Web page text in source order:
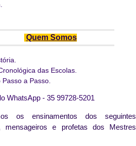
Quem Somos
das Escolas.
Passo a Passo
WhatsApp - 35 99728-5201
os ensinamentos dos seguintes
mensageiros e profetas dos Mestres